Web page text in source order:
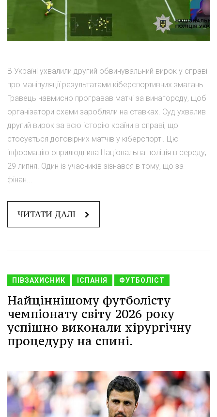
В Україні ухвалили другий обвинувальний вирок у справі
про маніпуляції результатами кіберспортивних змагань.
Гравець навмисно програвав матчі за винагороду, щоб
організатори схеми заробляли на ставках. Суд ухвалив
другий вирок за всю історію країни в справі, що
стосується договірних матчів у кіберспорті. Цю
інформацію оприлюднила Національна поліція в середу,
29 липня. Один із учасників зізнався в тому, що за
фінан...
ЧИТАТИ ДАЛІ
ПІВЗАХИСНИК ІСПАНІЯ ФУТБОЛІСТ
Найціннішому футболісту
чемпіонату світу 2026 року
успішно виконали хірургічну
процедуру на спині.